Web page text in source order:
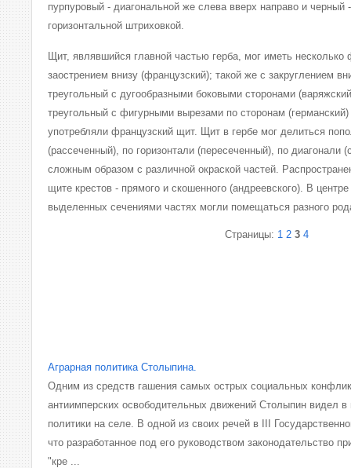
пурпуровый - диагональной же слева вверх направо и черный
горизонтальной штриховкой.
Щит, являвшийся главной частью герба, мог иметь
заострением внизу (французский); такой же с закруглением
треугольный с дугообразными боковыми сторонами
треугольный с фигурными вырезами по сторонам
употребляли французский щит. Щит в гербе мог делиться
(рассеченный), по горизонтали (пересеченный), по диагонали
сложным образом с различной окраской частей.
щите крестов - прямого и скошенного (андреевского). В
выделенных сечениями частях могли помещаться разного
Страницы: 1 2 3 4
Аграрная политика Столыпина.
Одним из средств гашения самых острых социальных
антиимперских освободительных движений Столыпин видел в
политики на селе. В одной из своих речей в III
что разработанное под его руководством законодательство
"кре ...